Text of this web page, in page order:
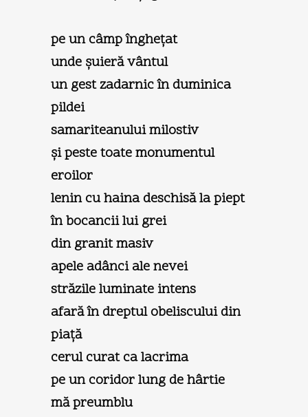
pe un câmp îngheţat
unde şuieră vântul
un gest zadarnic în duminica
pildei
samariteanului milostiv
şi peste toate monumentul
eroilor
lenin cu haina deschisă la piept
în bocancii lui grei
din granit masiv
apele adânci ale nevei
străzile luminate intens
afară în dreptul obeliscului din
piaţă
cerul curat ca lacrima
pe un coridor lung de hârtie
mă preumblu